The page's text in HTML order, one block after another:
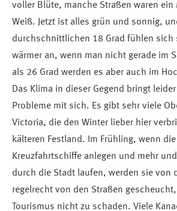
voller Blüte, manche Straßen waren ein
Weiß. Jetzt ist alles grün und sonnig,
durchschnittlichen 18 Grad fühlen sich
wärmer an, wenn man nicht gerade im
als 26 Grad werden es aber auch im
Das Klima in dieser Gegend bringt
Probleme mit sich. Es gibt sehr viele
Victoria, die den Winter lieber hier
kälteren Festland. Im Frühling, wenn
Kreuzfahrtschiffe anlegen und mehr
durch die Stadt laufen, werden sie von
regelrecht von den Straßen
Tourismus nicht zu schaden. Viele